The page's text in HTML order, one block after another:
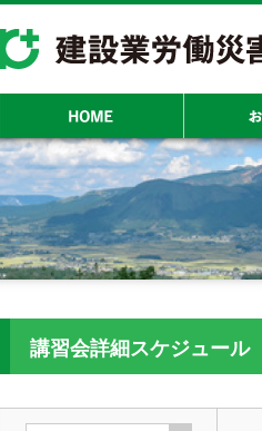
講習会詳細スケジュール